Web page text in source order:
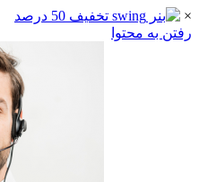
×
رفتن به محتوا